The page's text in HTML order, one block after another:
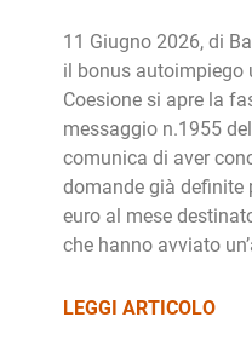
11 Giugno 2026, di
il bonus autoimpiego
Coesione si apre la
messaggio n.1955
comunica di aver
domande già definite
euro al mese
che hanno avviato
LEGGI ARTICOLO